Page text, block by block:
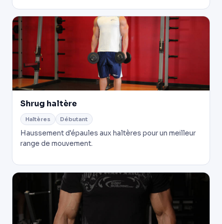
Shrug haltère
Haltères Débutant
Haussement d'épaules aux haltères pour un meilleur
range de mouvement.